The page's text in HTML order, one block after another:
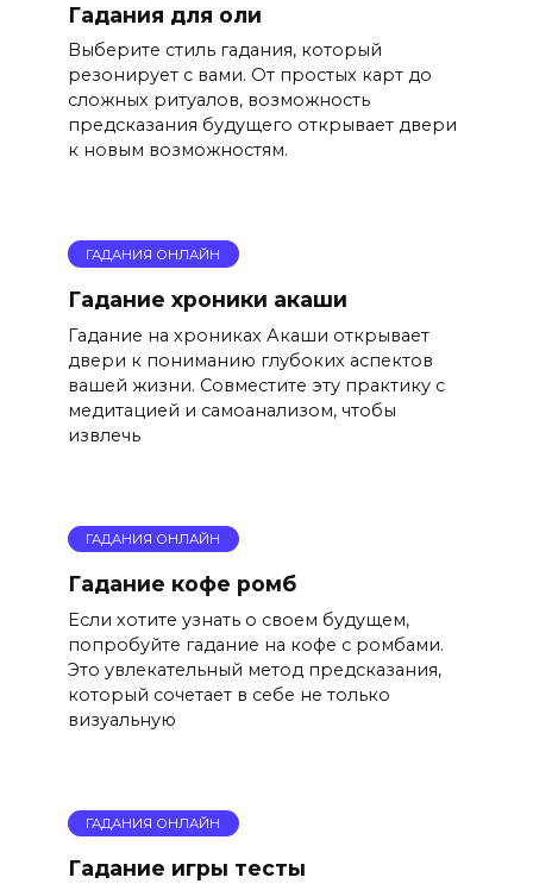
Гадания для оли
Выберите стиль гадания, который
резонирует с вами. От простых карт до
сложных ритуалов, возможность
предсказания будущего открывает двери
к новым возможностям.
ГАДАНИЯ ОНЛАЙН
Гадание хроники акаши
Гадание на хрониках Акаши открывает
двери к пониманию глубоких аспектов
вашей жизни. Совместите эту практику с
медитацией и самоанализом, чтобы
извлечь
ГАДАНИЯ ОНЛАЙН
Гадание кофе ромб
Если хотите узнать о своем будущем,
попробуйте гадание на кофе с ромбами.
Это увлекательный метод предсказания,
который сочетает в себе не только
визуальную
ГАДАНИЯ ОНЛАЙН
Гадание игры тесты